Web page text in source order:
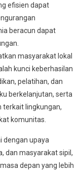
efisien dapat
beracun dapat
masyarakat lokal
kunci keberhasilan
pelatihan, dan
berkelanjutan, serta
terkait lingkungan,
komunitas.
dengan upaya
dan masyarakat sipil,
depan yang lebih